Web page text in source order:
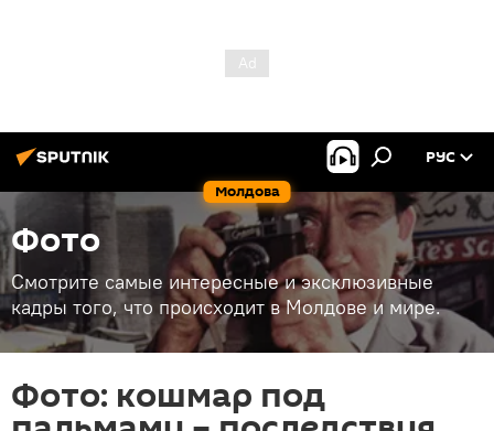
Молдова
РУС
Фото
Смотрите самые интересные и эксклюзивные
кадры того, что происходит в Молдове и мире.
Фото: кошмар под